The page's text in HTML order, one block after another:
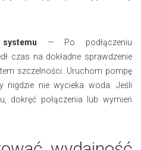
— Po podłączeniu
czas na dokładne sprawdzenie
szczelności. Uruchom pompę
nie wycieka woda. Jeśli
dokręć połączenia lub wymień